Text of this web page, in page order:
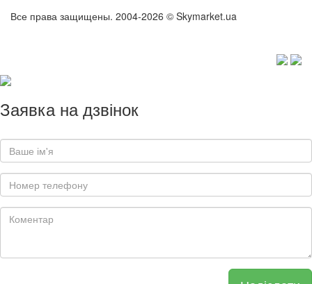
Все права защищены. 2004-2026 © Skymarket.ua
Заявка на дзвінок